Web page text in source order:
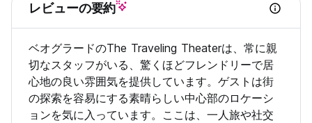
レビューの要約
ベオグラードのThe Traveling Theaterは、常に親
切なスタッフがいる、驚くほどフレンドリーで居
心地の良い雰囲気を提供しています。ゲストは街
の探索を容易にする素晴らしい中心部のロケーシ
ョンを気に入っています。ここは、一人旅や社交